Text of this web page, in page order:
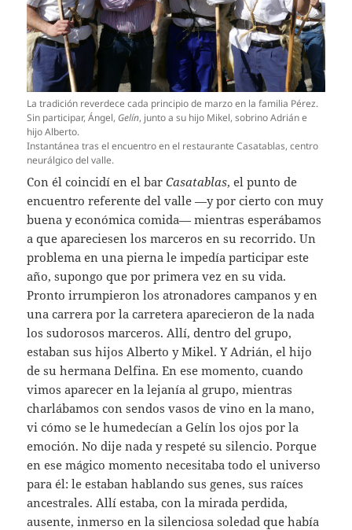
La tradición reverdece cada principio de marzo en la familia Pérez.
Sin participar, Ángel, Gelín, junto a su hijo Mikel, sobrino Adrián e
hijo Alberto.
Instantánea tras el encuentro en el restaurante Casatablas, centro
neurálgico del valle.
Con él coincidí en el barCasatablas, el punto de
encuentro referente del valle —y por cierto con muy
buena y económica comida— mientras esperábamos
a que apareciesen los marceros en su recorrido. Un
problema en una pierna le impedía participar este
año, supongo que por primera vez en su vida.
Pronto irrumpieron los atronadores campanos y en
una carrera por la carretera aparecieron de la nada
los sudorosos marceros. Allí, dentro del grupo,
estaban sus hijos Alberto y Mikel. Y Adrián, el hijo
de su hermana Delfina. En ese momento, cuando
vimos aparecer en la lejanía al grupo, mientras
charlábamos con sendos vasos de vino en la mano,
vi cómo se le humedecían a Gelín los ojos por la
emoción. No dije nada y respeté su silencio. Porque
en ese mágico momento necesitaba todo el universo
para él: le estaban hablando sus genes, sus raíces
ancestrales. Allí estaba, con la mirada perdida,
ausente, inmerso en la silenciosa soledad que había